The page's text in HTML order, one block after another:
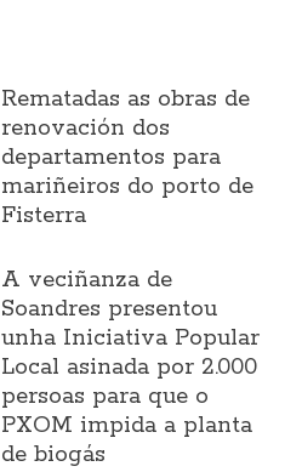
Rematadas as obras de
renovación dos
departamentos para
mariñeiros do porto de
Fisterra
A veciñanza de
Soandres presentou
unha Iniciativa Popular
Local asinada por 2.000
persoas para que o
PXOM impida a planta
de biogás